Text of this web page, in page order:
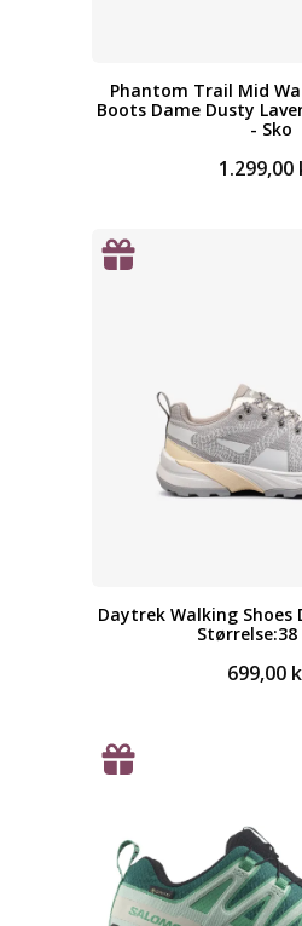
Phantom Trail Mid
Boots Dame Dusty
- Sko
1.299,00
Daytrek Walking Shoes
Størrelse:38
699,00